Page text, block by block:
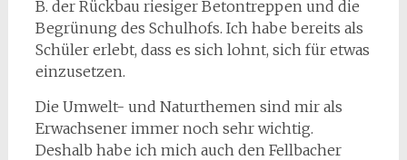
B. der Rückbau riesiger Betontreppen und die
Begrünung des Schulhofs. Ich habe bereits als
Schüler erlebt, dass es sich lohnt, sich für etwas
einzusetzen.
Die Umwelt- und Naturthemen sind mir als
Erwachsener immer noch sehr wichtig.
Deshalb habe ich mich auch den Fellbacher